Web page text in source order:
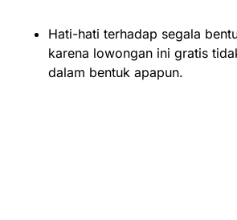
Hati-hati terhadap segala
karena lowongan ini gratis
dalam bentuk apapun.